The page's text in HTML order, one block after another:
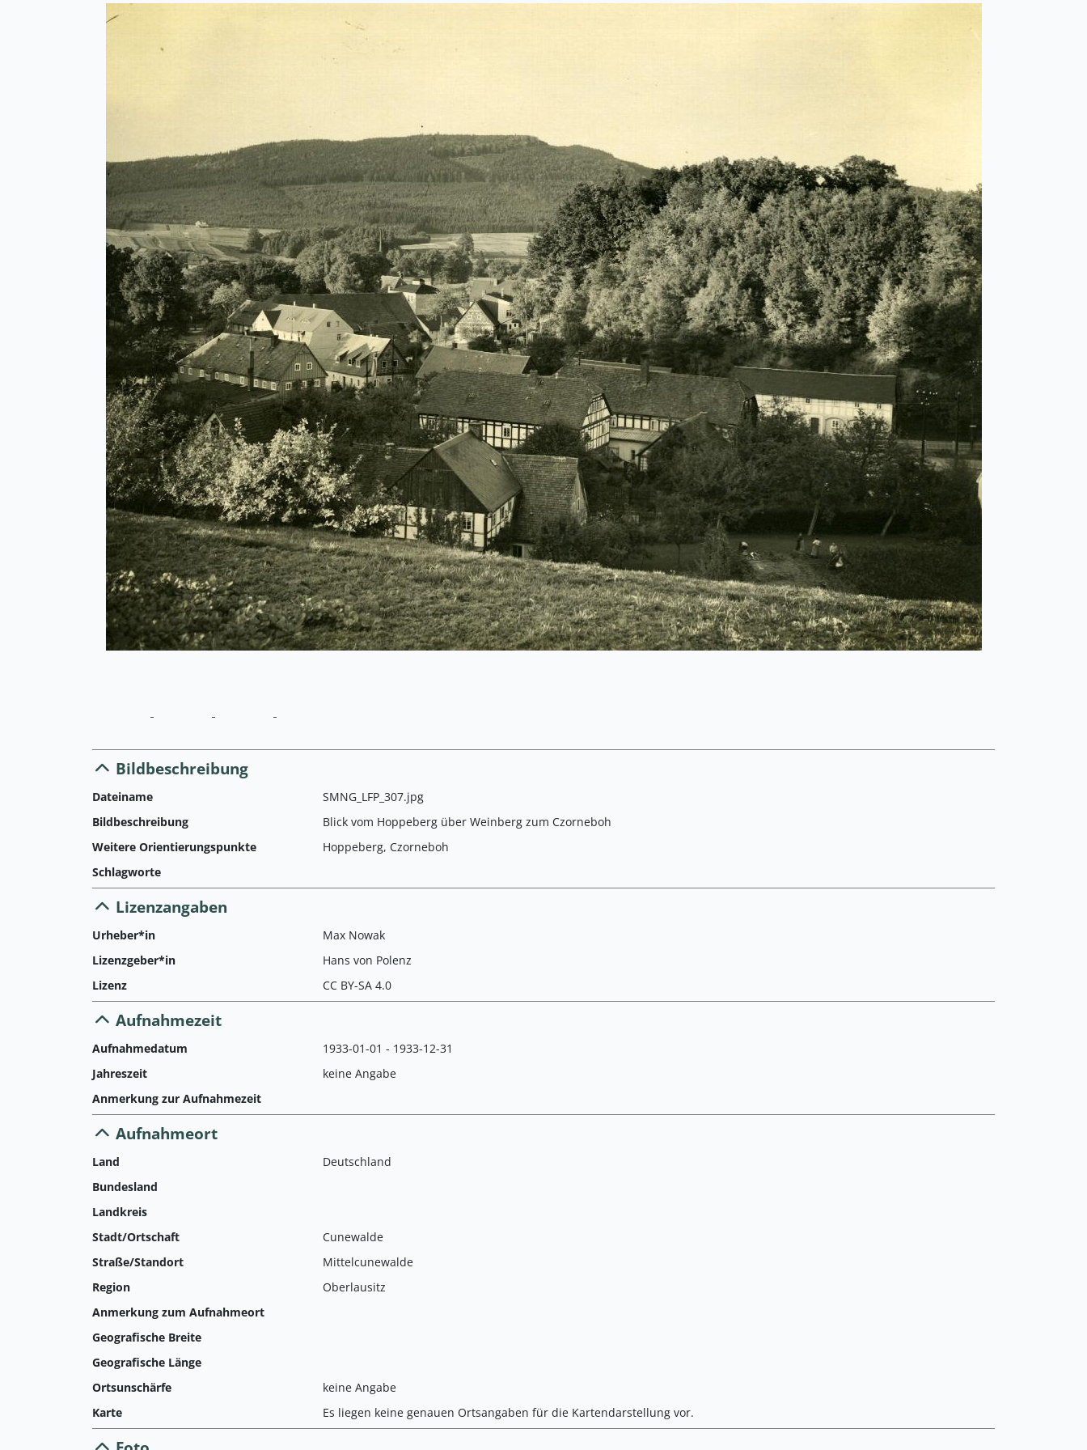
Bildbeschreibung
Dateiname
SMNG_LFP_307.jpg
Bildbeschreibung
Blick vom Hoppeberg über Weinberg zum Czorneboh
Weitere Orientierungspunkte
Hoppeberg, Czorneboh
Schlagworte
Lizenzangaben
Urheber*in
Max Nowak
Lizenzgeber*in
Hans von Polenz
Lizenz
CC BY-SA 4.0
Aufnahmezeit
Aufnahmedatum
1933-01-01 - 1933-12-31
Jahreszeit
keine Angabe
Anmerkung zur Aufnahmezeit
Aufnahmeort
Land
Deutschland
Bundesland
Landkreis
Stadt/Ortschaft
Cunewalde
Straße/Standort
Mittelcunewalde
Region
Oberlausitz
Anmerkung zum Aufnahmeort
Geografische Breite
Geografische Länge
Ortsunschärfe
keine Angabe
Karte
Es liegen keine genauen Ortsangaben für die Kartendarstellung vor.